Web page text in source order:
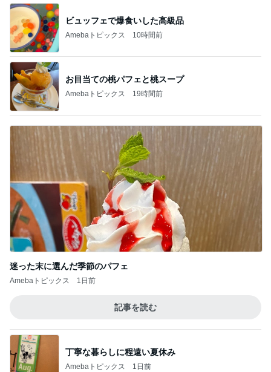
ビュッフェで爆食いした高級品
Amebaトピックス 10時間前
お目当ての桃パフェと桃スープ
Amebaトピックス 19時間前
迷った末に選んだ季節のパフェ
Amebaトピックス 1日前
記事を読む
丁寧な暮らしに程遠い夏休み
Amebaトピックス 1日前